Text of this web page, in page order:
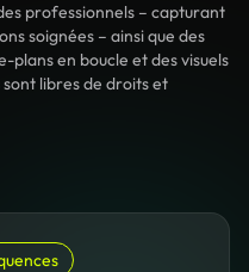
professionnels – capturant
soignées – ainsi que des
en boucle et des visuels
sont libres de droits et